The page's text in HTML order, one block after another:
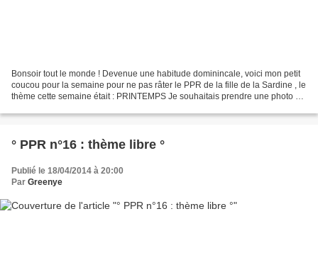
Bonsoir tout le monde ! Devenue une habitude dominincale, voici mon petit
coucou pour la semaine pour ne pas râter le PPR de la fille de la Sardine , le
thème cette semaine était : PRINTEMPS Je souhaitais prendre une photo de
° PPR n°16 : thème libre °
Publié le 18/04/2014 à 20:00
Par Greenye